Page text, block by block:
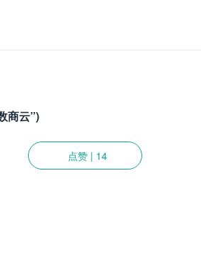
商云”)
点赞 | 14